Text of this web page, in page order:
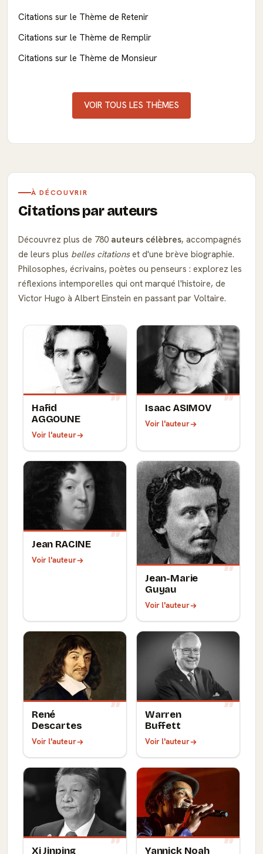
Citations sur le Thème de Retenir
Citations sur le Thème de Remplir
Citations sur le Thème de Monsieur
VOIR TOUS LES THÈMES
À DÉCOUVRIR
Citations par auteurs
Découvrez plus de 780 auteurs célèbres, accompagnés
de leurs plus belles citationset d'une brève biographie.
Philosophes, écrivains, poètes ou penseurs : explorez les
réflexions intemporelles qui ont marqué l'histoire, de
Victor Hugo à Albert Einstein en passant par Voltaire.
Hafid
AGGOUNE
Voir l'auteur
Isaac ASIMOV
Voir l'auteur
Jean RACINE
Voir l'auteur
Jean-Marie
Guyau
Voir l'auteur
René
Descartes
Voir l'auteur
Warren
Buffett
Voir l'auteur
Xi Jinping Yannick Noah